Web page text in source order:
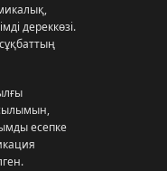
дереккөзі.
есепке